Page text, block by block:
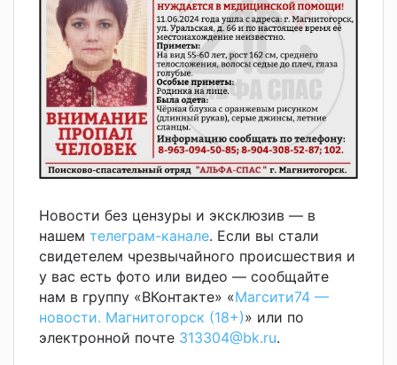
Новости без цензуры и эксклюзив — в
нашем телеграм-канале. Если вы стали
свидетелем чрезвычайного происшествия и
у вас есть фото или видео — сообщайте
нам в группу «ВКонтакте» «Магсити74 —
новости. Магнитогорск (18+)» или по
электронной почте 313304@bk.ru.